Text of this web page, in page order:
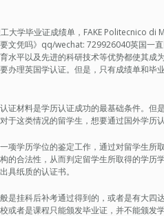
大学毕业证成绩单，FAKE Politecnico
文凭吗》qq/wechat: 729926040英国一
水平以及先进的科研技术等优势都使其成
办理英国学认证。但是，只有成绩单和毕
证材料是学历认证成功的最基础条件。但
这类情况的留学生，想要通过国外学历
项学历学位的鉴定工作，通过对留学生所
的合法性，从而判定留学生所取得的学历
具纸质的认证书。
是挂科后补考通过得到的，或者是有大四
或者是课程只能颁发毕业证，并不能颁发